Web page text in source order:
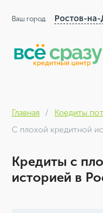
Ваш город Ростов-
Главная
Кредиты
С плохой кредитной
Кредиты с
историей в